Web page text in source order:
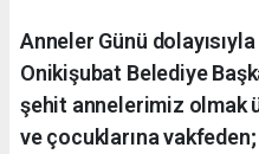
Anneler Günü
Onikişubat Belediye
şehit annelerimiz olmak
ve çocuklarına